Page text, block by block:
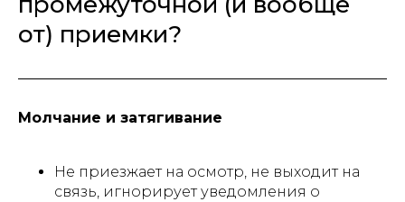
от) приемки?
Молчание и затягивание
Не приезжает на осмотр, не выходит на
связь, игнорирует уведомления о